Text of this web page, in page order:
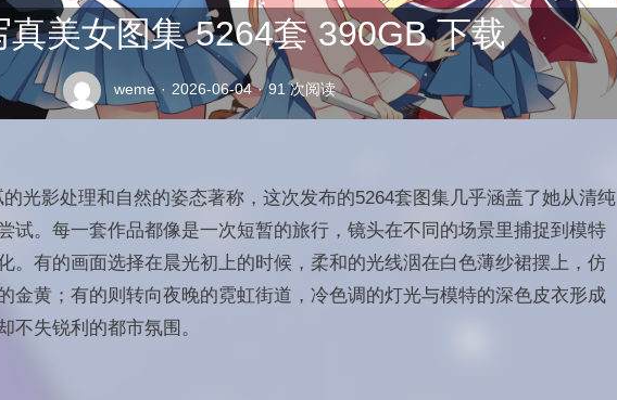
真美女图集 5264套 390GB 下载
weme · 2026-06-04 · 91 次阅读
光影处理和自然的姿态著称，这次发布的5264套图集几乎涵盖了她从清纯
试。每一套作品都像是一次短暂的旅行，镜头在不同的场景里捕捉到模特
。有的画面选择在晨光初上的时候，柔和的光线洇在白色薄纱裙摆上，仿
金黄；有的则转向夜晚的霓虹街道，冷色调的灯光与模特的深色皮衣形成
不失锐利的都市氛围。